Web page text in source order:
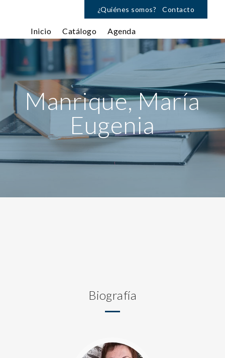
¿Quiénes somos? Contacto
Inicio Catálogo Agenda
Manrique, María
Eugenia
Biografía